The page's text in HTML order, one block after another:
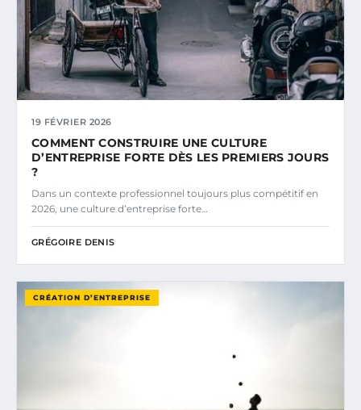
19 FÉVRIER 2026
COMMENT CONSTRUIRE UNE CULTURE
D’ENTREPRISE FORTE DÈS LES PREMIERS JOURS
?
Dans un contexte professionnel toujours plus compétitif en
2026, une culture d’entreprise forte…
GRÉGOIRE DENIS
CRÉATION D’ENTREPRISE